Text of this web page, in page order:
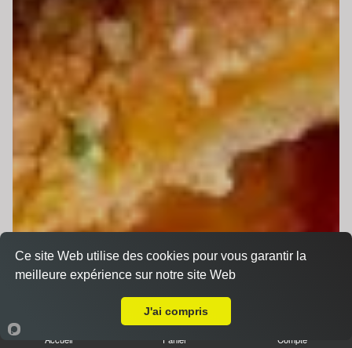
Accueil Panier Compte
Ce site Web utilise des cookies pour vous garantir la
meilleure expérience sur notre site Web
J'ai compris